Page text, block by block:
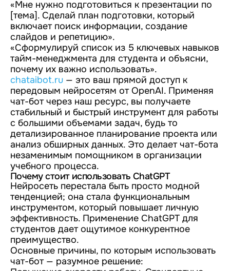
«Мне нужно подготовиться к презентации по
[тема]. Сделай план подготовки, который
включает поиск информации, создание
слайдов и репетицию».
«Сформулируй список из 5 ключевых навыков
тайм-менеджмента для студента и объясни,
почему их важно использовать».
chataibot.ru — это ваш прямой доступ к
передовым нейросетям от OpenAI. Применяя
чат-бот через наш ресурс, вы получаете
стабильный и быстрый инструмент для работы
с большими объемами задач, будь то
детализированное планирование проекта или
анализ обширных данных. Это делает чат-бота
незаменимым помощником в организации
учебного процесса.
Почему стоит использовать ChatGPT
Нейросеть перестала быть просто модной
тенденцией; она стала функциональным
инструментом, который повышает личную
эффективность. Применение ChatGPT для
студентов дает ощутимое конкурентное
преимущество.
Основные причины, по которым использовать
чат-бот — разумное решение: